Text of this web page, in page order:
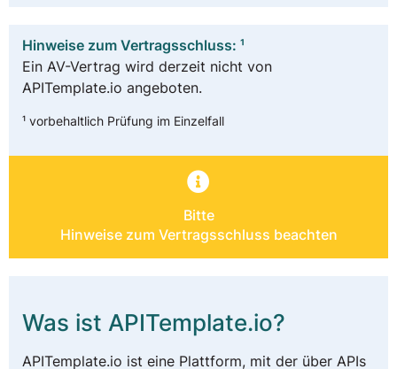
Hinweise zum Vertragsschluss: ¹
Ein AV-Vertrag wird derzeit nicht von
APITemplate.io angeboten.
¹ vorbehaltlich Prüfung im Einzelfall
Bitte
Hinweise zum Vertragsschluss beachten
Was ist APITemplate.io?
APITemplate.io ist eine Plattform, mit der über APIs